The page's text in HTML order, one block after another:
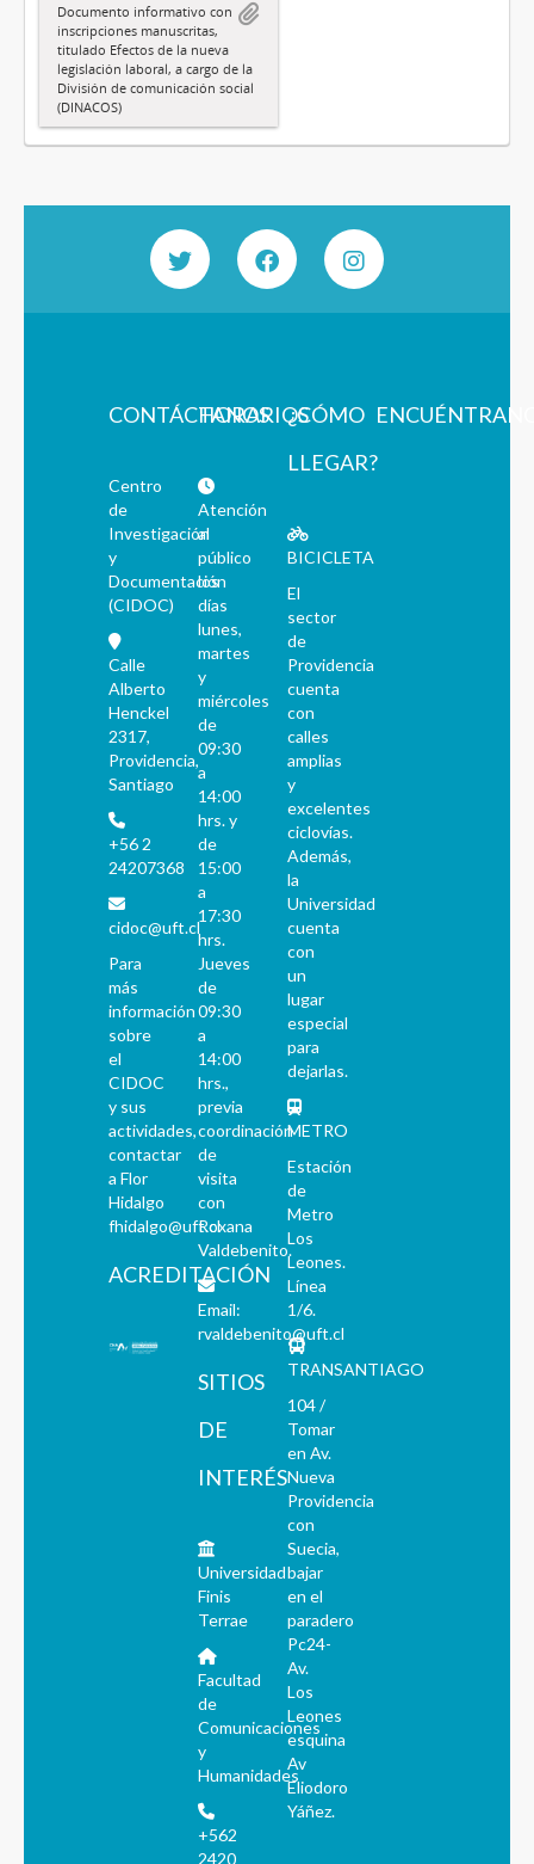
Documento informativo con
inscripciones manuscritas,
titulado Efectos de la nueva
legislación laboral, a cargo de la
División de comunicación social
(DINACOS)
CONTÁCTANOS
Centro
de
Investigación
y
Documentación
(CIDOC)
Calle
Alberto
Henckel
2317,
Providencia,
Santiago
+56 2
24207368
cidoc@uft.cl
Para
más
información
sobre
el
CIDOC
y sus
actividades,
contactar
a Flor
Hidalgo
fhidalgo@uft.cl
ACREDITACIÓN
HORARIOS
Atención
al
público
los
días
lunes,
martes
y
miércoles
de
09:30
a
14:00
hrs. y
de
15:00
a
17:30
hrs.
Jueves
de
09:30
a
14:00
hrs.,
previa
coordinación
de
visita
con
Roxana
Valdebenito.
Email:
rvaldebenito@uft.cl
SITIOS
DE
INTERÉS
Universidad
Finis
Terrae
Facultad
de
Comunicaciones
y
Humanidades
+562
2420
¿CÓMO
LLEGAR?
BICICLETA
El
sector
de
Providencia
cuenta
con
calles
amplias
y
excelentes
ciclovías.
Además,
la
Universidad
cuenta
con
un
lugar
especial
para
dejarlas.
METRO
Estación
de
Metro
Los
Leones.
Línea
1/6.
TRANSANTIAGO
104 /
Tomar
en Av.
Nueva
Providencia
con
Suecia,
bajar
en el
paradero
Pc24-
Av.
Los
Leones
esquina
Av
Eliodoro
Yáñez.